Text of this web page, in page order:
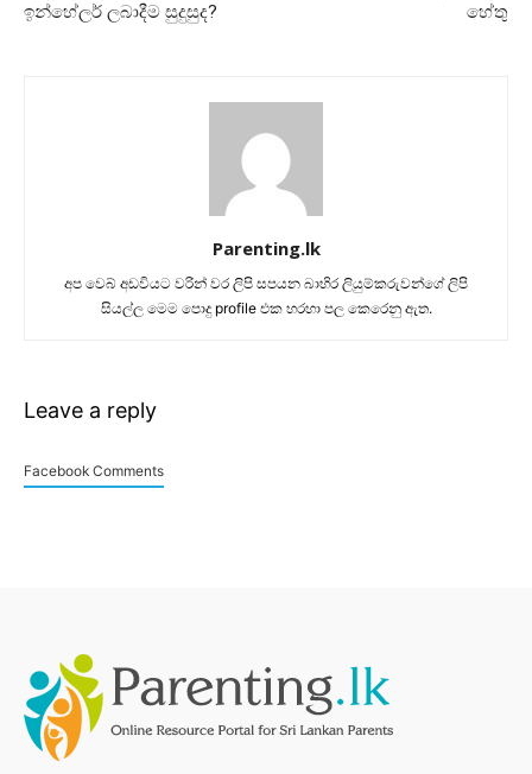
ඉන්හේලර් ලබාදීම සුදුසුද?
හේතු
Parenting.lk
අප වෙබ් අඩවියට වරින් වර ලිපි සපයන බාහිර ලියුම්කරුවන්ගේ ලිපි
සියල්ල මෙම පොදු profile එක හරහා පල කෙරෙනු ඇත.
Leave a reply
Facebook Comments